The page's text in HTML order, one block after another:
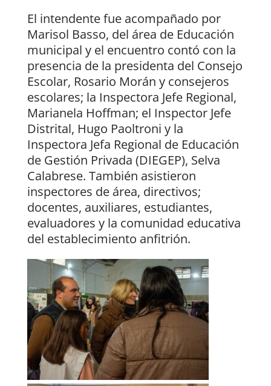
El intendente fue acompañado por
Marisol Basso, del área de Educación
municipal y el encuentro contó con la
presencia de la presidenta del Consejo
Escolar, Rosario Morán y consejeros
escolares; la Inspectora Jefe Regional,
Marianela Hoffman; el Inspector Jefe
Distrital, Hugo Paoltroni y la
Inspectora Jefa Regional de Educación
de Gestión Privada (DIEGEP), Selva
Calabrese. También asistieron
inspectores de área, directivos;
docentes, auxiliares, estudiantes,
evaluadores y la comunidad educativa
del establecimiento anfitrión.